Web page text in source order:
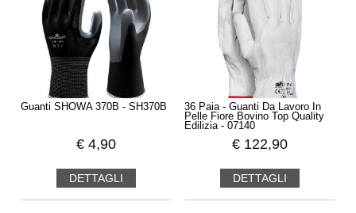
Guanti SHOWA 370B - SH370B
€ 4,90
DETTAGLI
36 Paia - Guanti Da Lavoro In
Pelle Fiore Bovino Top Quality
Edilizia - 07140
€ 122,90
DETTAGLI